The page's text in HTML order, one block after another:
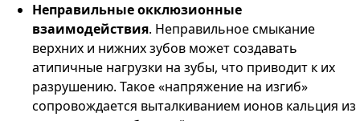
Неправильные окклюзионные
взаимодействия. Неправильное смыкание
верхних и нижних зубов может создавать
атипичные нагрузки на зубы, что приводит к их
разрушению. Такое «напряжение на изгиб»
сопровождается выталкиванием ионов кальция из